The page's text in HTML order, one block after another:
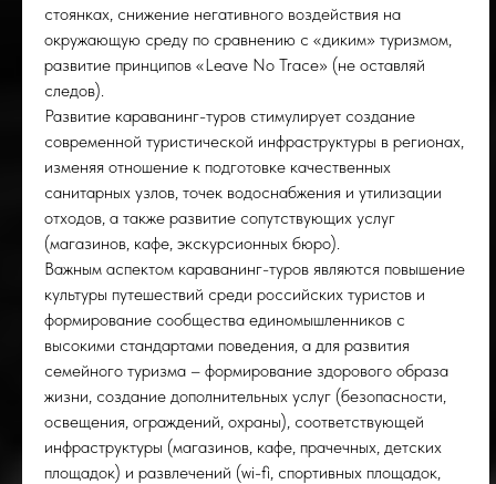
стоянках, снижение негативного воздействия на
окружающую среду по сравнению с «диким» туризмом,
развитие принципов «Leave No Trace» (не оставляй
следов).
Развитие караванинг-туров стимулирует создание
современной туристической инфраструктуры в регионах,
изменяя отношение к подготовке качественных
санитарных узлов, точек водоснабжения и утилизации
отходов, а также развитие сопутствующих услуг
(магазинов, кафе, экскурсионных бюро).
Важным аспектом караванинг-туров являются повышение
культуры путешествий среди российских туристов и
формирование сообщества единомышленников с
высокими стандартами поведения, а для развития
семейного туризма – формирование здорового образа
жизни, создание дополнительных услуг (безопасности,
освещения, ограждений, охраны), соответствующей
инфраструктуры (магазинов, кафе, прачечных, детских
площадок) и развлечений (wi-fi, спортивных площадок,